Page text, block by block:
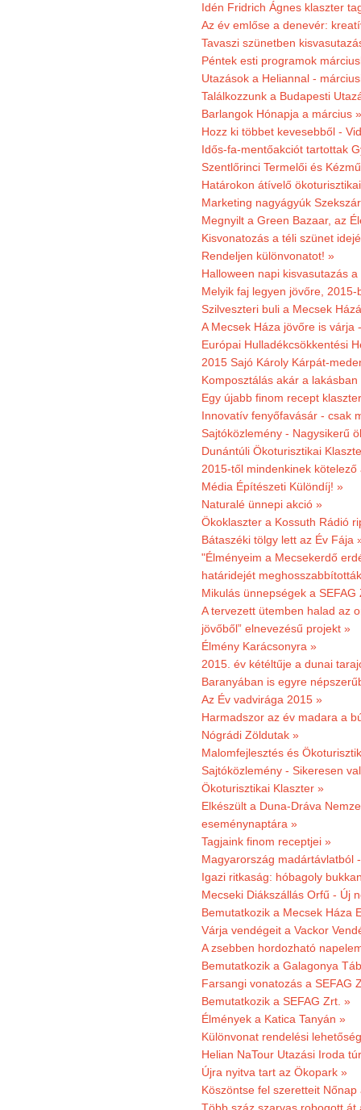
Idén Fridrich Ágnes klaszter
Az év emlőse a denevér:
Tavaszi szünetben
Péntek esti programok
Utazások a Heliannal -
Találkozzunk a Budapesti
Barlangok Hónapja a március »
Hozz ki többet kevesebből -
Idős-fa-mentőakciót tartottak
Szentlőrinci Termelői és
Határokon átívelő
Marketing nagyágyúk
Megnyilt a Green Bazaar, az
Kisvonatozás a téli szünet
Rendeljen különvonatot! »
Halloween napi kisvasutazás
Melyik faj legyen jövőre,
Szilveszteri buli a Mecsek
A Mecsek Háza jövőre is várja
Európai Hulladékcsökkentési
2015 Sajó Károly Kárpát-
Komposztálás akár a lakásban
Egy újabb finom recept
Innovatív fenyőfavásár - csak
Sajtóközlemény - Nagysikerű
Dunántúli Ökoturisztikai
2015-től mindenkinek
Média Építészeti Különdíj! »
Naturalé ünnepi akció »
Ökoklaszter a Kossuth Rádió
Bátaszéki tölgy lett az Év Fája
"Élményeim a Mecsekerdő
határidejét
Mikulás ünnepségek a SEFAG
A tervezett ütemben halad az
jövőből” elnevezésű projekt »
Élmény Karácsonyra »
2015. év kétéltűje a dunai
Baranyában is egyre
Az Év vadvirága 2015 »
Harmadszor az év madara a
Nógrádi Zöldutak »
Malomfejlesztés és
Sajtóközlemény - Sikeresen
Ökoturisztikai Klaszter »
Elkészült a Duna-Dráva
eseménynaptára »
Tagjaink finom receptjei »
Magyarország madártávlatból
Igazi ritkaság: hóbagoly
Mecseki Diákszállás Orfű - Új
Bemutatkozik a Mecsek Háza
Várja vendégeit a Vackor
A zsebben hordozható
Bemutatkozik a Galagonya
Farsangi vonatozás a SEFAG
Bemutatkozik a SEFAG Zrt. »
Élmények a Katica Tanyán »
Különvonat rendelési
Helian NaTour Utazási Iroda
Újra nyitva tart az Ökopark »
Köszöntse fel szeretteit